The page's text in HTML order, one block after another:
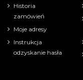
Tylko produkty w
Cena
zł
Historia
zamówień
Moje adresy
Instrukcja
odzyskanie hasła